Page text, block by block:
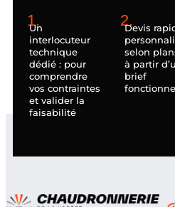
1.
Un
interlocuteur
technique
dédié : pour
comprendre
vos contraintes
et valider la
faisabilité
2.
Devis
selon
à partir
brief